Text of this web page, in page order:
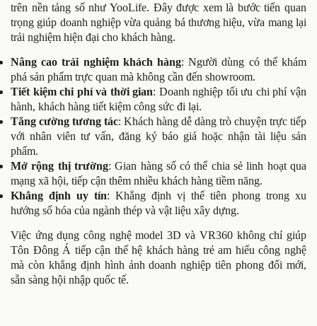
trên nền tảng số như YooLife. Đây được xem là bước tiến quan
trọng giúp doanh nghiệp vừa quảng bá thương hiệu, vừa mang lại
trải nghiệm hiện đại cho khách hàng.
Nâng cao trải nghiệm khách hàng: Người dùng có thể khám
phá sản phẩm trực quan mà không cần đến showroom.
Tiết kiệm chi phí và thời gian: Doanh nghiệp tối ưu chi phí vận
hành, khách hàng tiết kiệm công sức đi lại.
Tăng cường tương tác: Khách hàng dễ dàng trò chuyện trực tiếp
với nhân viên tư vấn, đăng ký báo giá hoặc nhận tài liệu sản
phẩm.
Mở rộng thị trường: Gian hàng số có thể chia sẻ linh hoạt qua
mạng xã hội, tiếp cận thêm nhiều khách hàng tiềm năng.
Khẳng định uy tín: Khẳng định vị thế tiên phong trong xu
hướng số hóa của ngành thép và vật liệu xây dựng.
Việc ứng dụng công nghệ model 3D và VR360 không chỉ giúp
Tôn Đông Á tiếp cận thế hệ khách hàng trẻ am hiểu công nghệ
mà còn khẳng định hình ảnh doanh nghiệp tiên phong đổi mới,
sẵn sàng hội nhập quốc tế.